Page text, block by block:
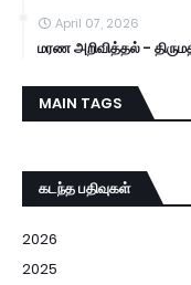
April 07, 2026
மரண அறிவித்தல் -
MAIN TAGS
கடந்த பதிவுகள்
2026
2025